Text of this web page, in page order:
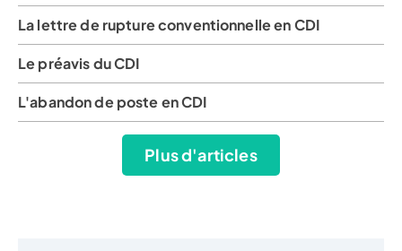
La lettre de rupture conventionnelle en CDI
Le préavis du CDI
L'abandon de poste en CDI
Plus d'articles